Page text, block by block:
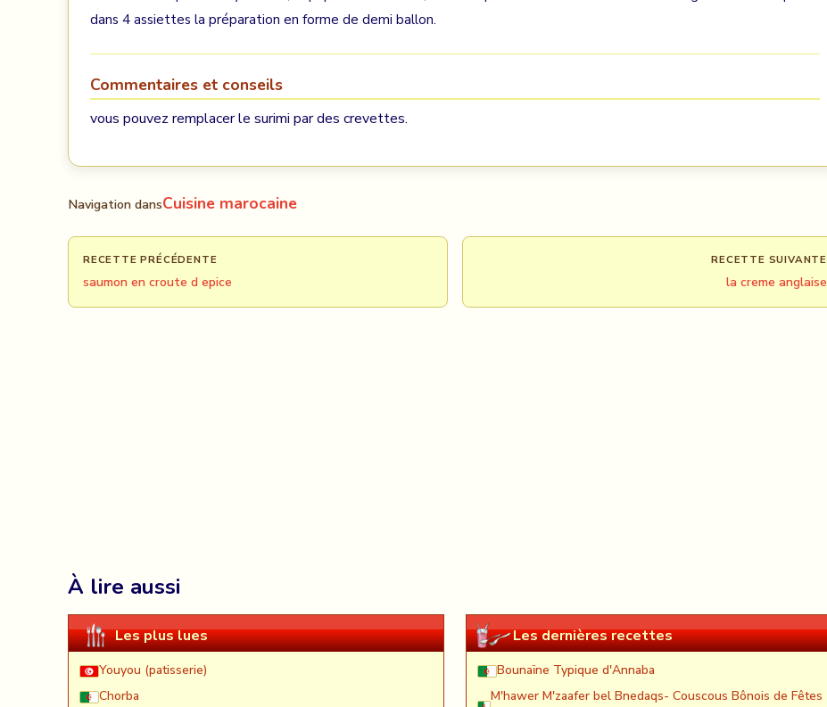
dans 4 assiettes la préparation en forme de demi ballon.
Commentaires et conseils
vous pouvez remplacer le surimi par des crevettes.
Navigation dansCuisine marocaine
RECETTE PRÉCÉDENTE
saumon en croute d epice
RECETTE SUIVANTE
la creme anglaise
À lire aussi
Les plus lues
Youyou (patisserie)
Chorba
Les dernières recettes
Bounaïne Typique d'Annaba
M'hawer M'zaafer bel Bnedaqs- Couscous Bônois de Fêtes